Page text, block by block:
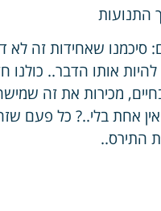
התנועות
סיכמנו שאחידות זה לא
להיות אותו הדבר.. כולנו
מכירות את זה
אחת בלי..? כל פעם
התירס..